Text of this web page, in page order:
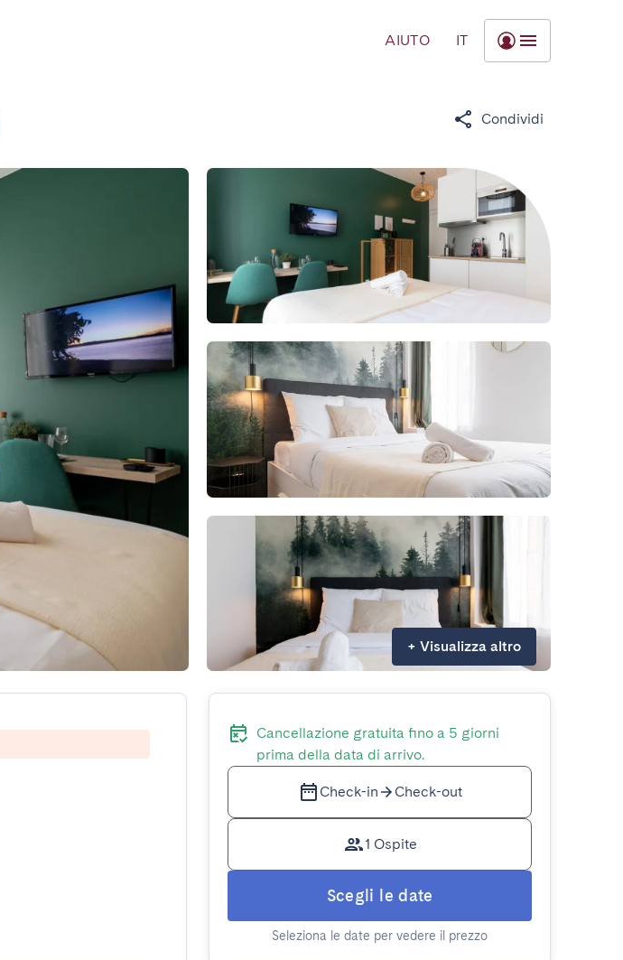
AIUTO IT
Condividi
+ Visualizza altro
Cancellazione gratuita fino a 5 giorni
prima della data di arrivo.
Check-in Check-out
1 Ospite
Scegli le date
Seleziona le date per vedere il prezzo